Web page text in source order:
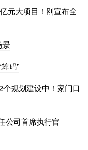
元大项目！刚宣布全
景
码”
规划建设中！家门口
公司首席执行官